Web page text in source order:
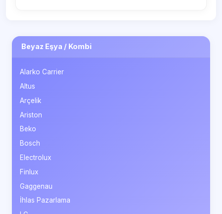
Beyaz Eşya / Kombi
Alarko Carrier
Altus
Arçelik
Ariston
Beko
Bosch
Electrolux
Finlux
Gaggenau
İhlas Pazarlama